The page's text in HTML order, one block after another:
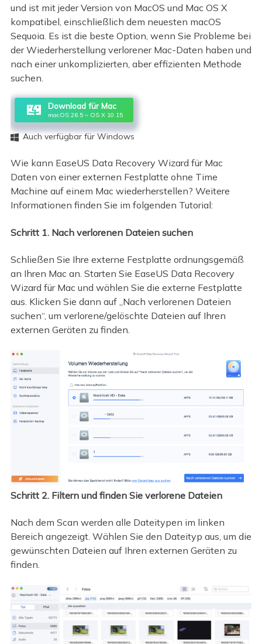
und ist mit jeder Version von MacOS und Mac OS X
kompatibel, einschließlich dem neuesten macOS
Sequoia. Es ist die beste Option, wenn Sie Probleme bei
der Wiederherstellung verlorener Mac-Daten haben und
nach einer unkomplizierten, aber effizienten Methode
suchen.
Download für Mac
macOS 26.5 ~ OS X 10.15
 Auch verfügbar für Windows
Wie kann EaseUS Data Recovery Wizard für Mac
Daten von einer externen Festplatte ohne Time
Machine auf einem Mac wiederherstellen? Weitere
Informationen finden Sie im folgenden Tutorial:
Schritt 1. Nach verlorenen Dateien suchen
Schließen Sie Ihre externe Festplatte ordnungsgemäß
an Ihren Mac an. Starten Sie EaseUS Data Recovery
Wizard für Mac und wählen Sie die externe Festplatte
aus. Klicken Sie dann auf „Nach verlorenen Dateien
suchen“, um verlorene/gelöschte Dateien auf Ihren
externen Geräten zu finden.
Schritt 2. Filtern und finden Sie verlorene Dateien
Nach dem Scan werden alle Dateitypen im linken
Bereich angezeigt. Wählen Sie den Dateityp aus, um die
gewünschten Dateien auf Ihren externen Geräten zu
finden.